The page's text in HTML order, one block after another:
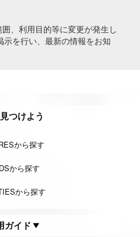
、利用目的等に変更が発生し
を行い、最新の情報をお知
つけよう
から探す
から探す
から探す
ガイド